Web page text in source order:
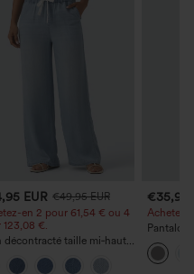
EUR €49,95 EUR
en 2 pour 61,54 € ou 4
123,08 €.
décontracté taille mi‑haute,
de serrage, avec
€35,95
Achetez-
Pantalon
poches